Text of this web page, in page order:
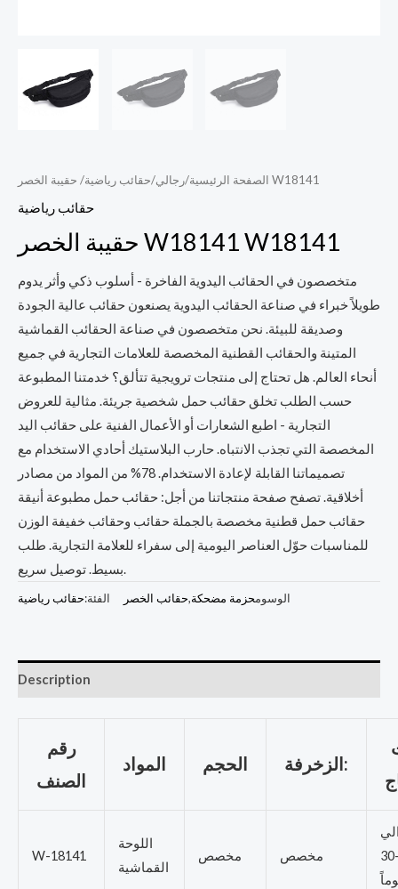
الصفحة الرئيسية/رجالي/حقائب رياضية / حقيبة الخصر W18141
حقائب رياضية
حقيبة الخصر W18141 W18141
متخصصون في الحقائب اليدوية الفاخرة - أسلوب ذكي وأثر يدوم
طويلاً خبراء في صناعة الحقائب اليدوية يصنعون حقائب عالية الجودة
وصديقة للبيئة. نحن متخصصون في صناعة الحقائب القماشية
المتينة والحقائب القطنية المخصصة للعلامات التجارية في جميع
أنحاء العالم. هل تحتاج إلى منتجات ترويجية تتألق؟ خدمتنا المطبوعة
حسب الطلب تخلق حقائب حمل شخصية جريئة. مثالية للعروض
التجارية - اطبع الشعارات أو الأعمال الفنية على حقائب اليد
المخصصة التي تجذب الانتباه. حارب البلاستيك أحادي الاستخدام مع
تصميماتنا القابلة لإعادة الاستخدام. 78% من المواد من مصادر
أخلاقية. تصفح صفحة منتجاتنا من أجل: حقائب حمل مطبوعة أنيقة
حقائب حمل قطنية مخصصة بالجملة حقائب وحقائب خفيفة الوزن
للمناسبات حوّل العناصر اليومية إلى سفراء للعلامة التجارية. طلب
بسيط. توصيل سريع.
الفئة:حقائب رياضية الوسومحزمة مضحكة,حقائب الخصر
Description
رقم
الصنف
المواد الحجم الزخرفة:
W-18141
اللوحة
القماشية
مخصص مخصص
20-30